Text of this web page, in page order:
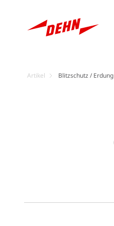
Artikel Blitzschutz / Erdung